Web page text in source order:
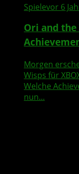
Spielevor 6
Ori and
Morgen
Wisps für
Welche
nun...